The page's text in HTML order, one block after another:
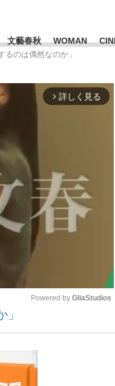
「最悪の空気の
「クマが悪者扱い
文藝春秋 WOMAN
#森岡毅
のは偶然なのか」
arrow_forward_ios 詳しく見る
Mute
Powered by GliaStudios